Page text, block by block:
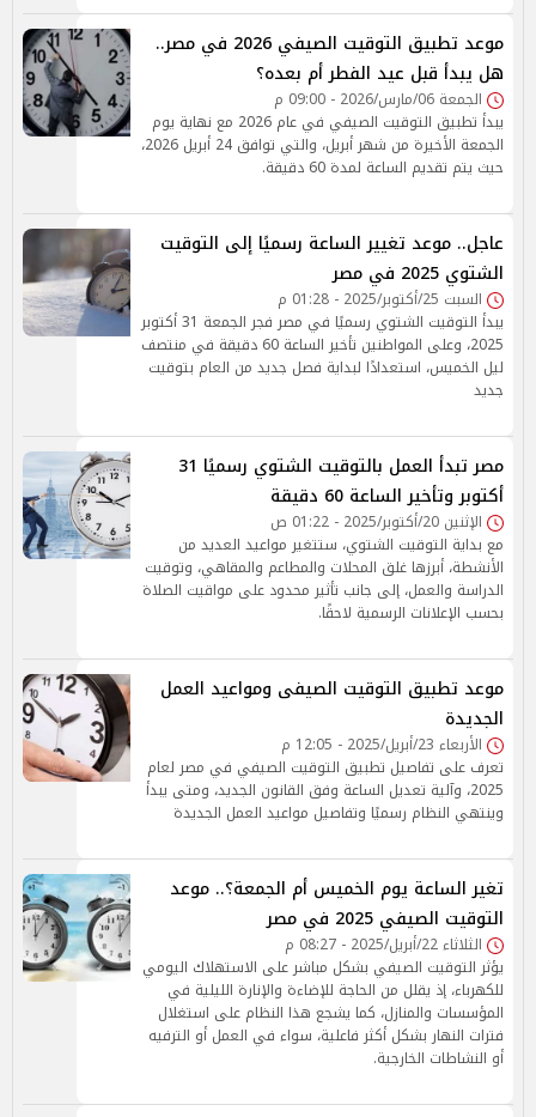
موعد تطبيق التوقيت الصيفي 2026 في مصر..
هل يبدأ قبل عيد الفطر أم بعده؟
الجمعة 06/مارس/2026 - 09:00 م
يبدأ تطبيق التوقيت الصيفي في عام 2026 مع نهاية يوم
الجمعة الأخيرة من شهر أبريل، والتي توافق 24 أبريل 2026،
حيث يتم تقديم الساعة لمدة 60 دقيقة.
عاجل.. موعد تغيير الساعة رسميًا إلى التوقيت
الشتوي 2025 في مصر
السبت 25/أكتوبر/2025 - 01:28 م
يبدأ التوقيت الشتوي رسميًا في مصر فجر الجمعة 31 أكتوبر
2025، وعلى المواطنين تأخير الساعة 60 دقيقة في منتصف
ليل الخميس، استعدادًا لبداية فصل جديد من العام بتوقيت
جديد
مصر تبدأ العمل بالتوقيت الشتوي رسميًا 31
أكتوبر وتأخير الساعة 60 دقيقة
الإثنين 20/أكتوبر/2025 - 01:22 ص
مع بداية التوقيت الشتوي، ستتغير مواعيد العديد من
الأنشطة، أبرزها غلق المحلات والمطاعم والمقاهي، وتوقيت
الدراسة والعمل، إلى جانب تأثير محدود على مواقيت الصلاة
بحسب الإعلانات الرسمية لاحقًا.
موعد تطبيق التوقيت الصيفى ومواعيد العمل
الجديدة
الأربعاء 23/أبريل/2025 - 12:05 م
تعرف على تفاصيل تطبيق التوقيت الصيفي في مصر لعام
2025، وآلية تعديل الساعة وفق القانون الجديد، ومتى يبدأ
وينتهي النظام رسميًا وتفاصيل مواعيد العمل الجديدة
تغير الساعة يوم الخميس أم الجمعة؟.. موعد
التوقيت الصيفي 2025 في مصر
الثلاثاء 22/أبريل/2025 - 08:27 م
يؤثر التوقيت الصيفي بشكل مباشر على الاستهلاك اليومي
للكهرباء، إذ يقلل من الحاجة للإضاءة والإنارة الليلية في
المؤسسات والمنازل، كما يشجع هذا النظام على استغلال
فترات النهار بشكل أكثر فاعلية، سواء في العمل أو الترفيه
أو النشاطات الخارجية.